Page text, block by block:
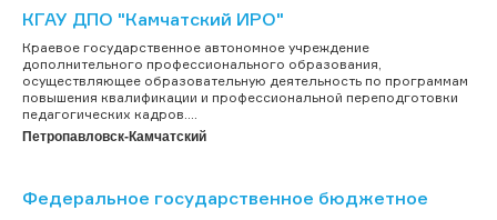
КГАУ ДПО "Камчатский ИРО"
Краевое государственное автономное учреждение
дополнительного профессионального образования,
осуществляющее образовательную деятельность по программам
повышения квалификации и профессиональной переподготовки
педагогических кадров....
Петропавловск-Камчатский
Федеральное государственное бюджетное